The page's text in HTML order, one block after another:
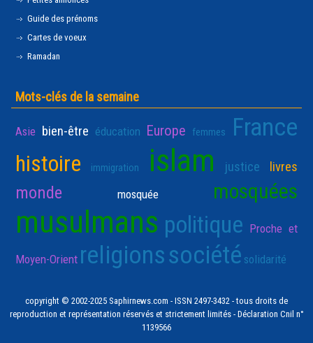
Guide des prénoms
Cartes de voeux
Ramadan
Mots-clés de la semaine
Asie bien-être éducation Europe femmes France
histoire immigration islam justice livres
monde mosquée mosquées
musulmans politique Proche et
Moyen-Orient religionssociété solidarité
copyright © 2002-2025 Saphirnews.com - ISSN 2497-3432 - tous droits de
reproduction et représentation réservés et strictement limités - Déclaration Cnil n°
1139566